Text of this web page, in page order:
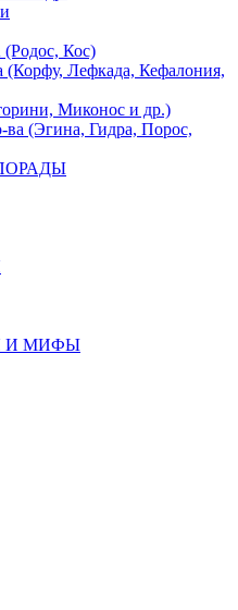
Кос)
Лефкада, Кефалония,
Миконос и др.)
(Эгина, Гидра, Порос,
И МИФЫ